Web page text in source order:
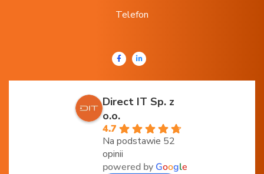
Telefon
Direct IT Sp. z
o.o.
4.7
Na podstawie 52
opinii
powered by Google